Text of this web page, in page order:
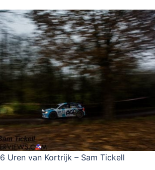
6 Uren van Kortrijk – Sam Tickell